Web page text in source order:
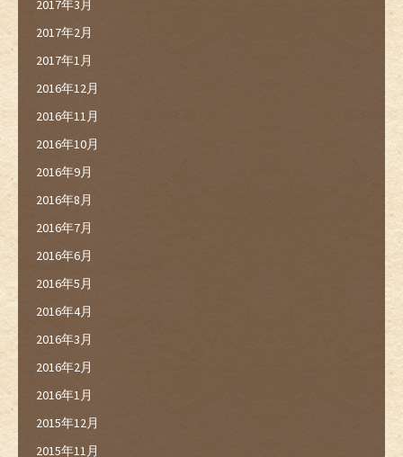
2017年3月
2017年2月
2017年1月
2016年12月
2016年11月
2016年10月
2016年9月
2016年8月
2016年7月
2016年6月
2016年5月
2016年4月
2016年3月
2016年2月
2016年1月
2015年12月
2015年11月